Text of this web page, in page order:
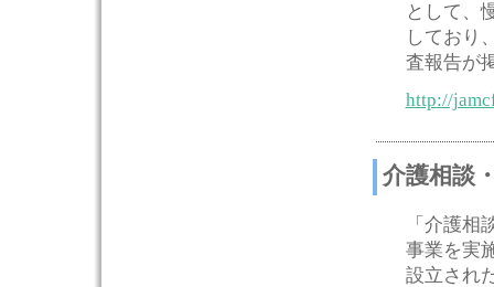
として、
しており
査報告が
http://
介護相談
「介護
事業を実
設立され